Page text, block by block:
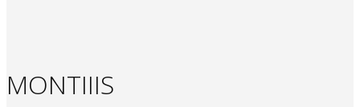
MONTIIIS